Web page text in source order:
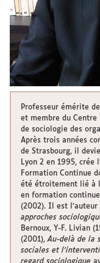
Professeur émérite
et membre du Centre
de sociologie des
Après trois années
de Strasbourg, il
Lyon 2 en 1995, crée
Formation Continue
été étroitement lié à
en formation
(2002). Il est l’auteur
approches
Bernoux, Y-F. Livian
(2001),Au-delà de la
sociales et